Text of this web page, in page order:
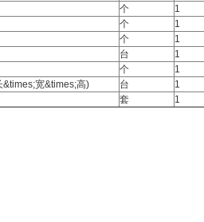
个
1
个
1
个
1
台
1
个
1
宽&times;高) 台
1
套 1